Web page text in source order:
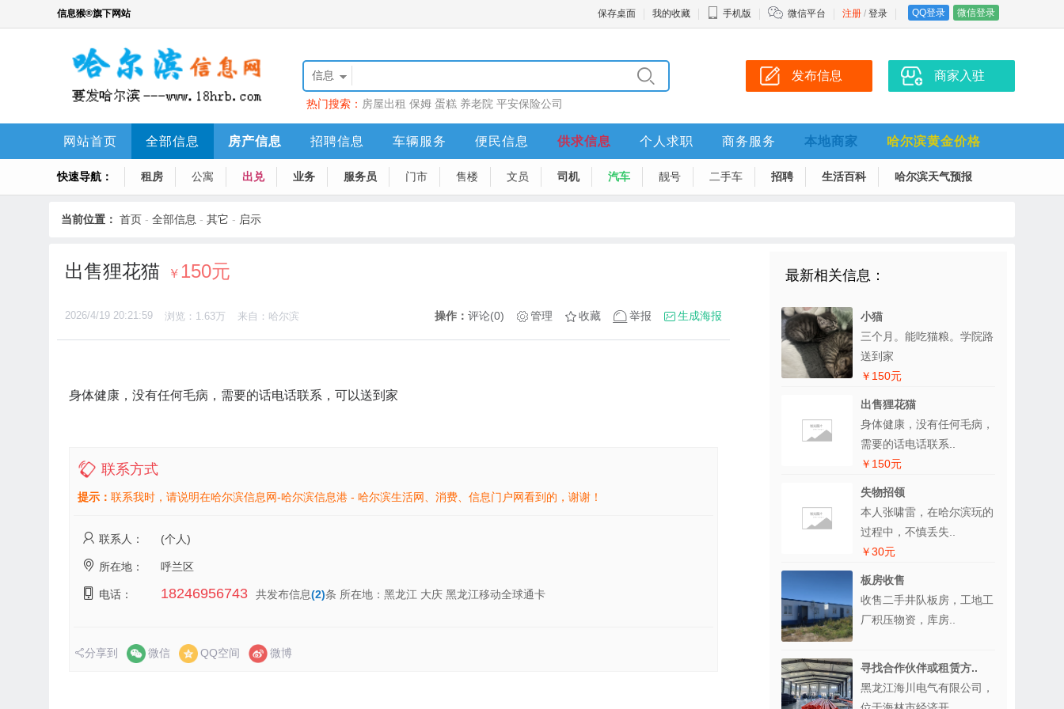
信息猴®旗下网站 注册 / 登录 QQ登录 微信登录
保存桌面 我的收藏 手机版 微信平台
信息
热门搜索： 房屋出租 保姆 蛋糕 养老院 平安保险公司
发布信息 商家入驻
网站首页 全部信息 房产信息 招聘信息 车辆服务 便民信息 供求信息 个人求职 商务服务 本地商家 哈尔滨黄金价格
培训活动
快速导航： 租房 公寓 出兑 业务 服务员 门市 售楼 文员 司机 汽车 靓号 二手车 招聘 生活百科 哈尔滨天气预报
当前位置： 首页 - 全部信息 - 其它 - 启示
出售狸花猫 ￥ 150元
2026/4/19 20:21:59 浏览：1.63万 来自：哈尔滨 操作： 评论(0) 管理 收藏 举报 生成海报
身体健康，没有任何毛病，需要的话电话联系，可以送到家
联系方式
提示： 联系我时，请说明在哈尔滨信息网-哈尔滨信息港 - 哈尔滨生活网、消费、信息门户网看到的，谢谢！
联系人： (个人)
所在地： 呼兰区
电话： 18246956743 共发布信息(2)条 所在地：黑龙江 大庆 黑龙江移动全球通卡
分享到 微信 QQ空间 微博
最新相关信息：
小猫
三个月。能吃猫粮。学院路
送到家
￥150元
出售狸花猫
身体健康，没有任何毛病，
需要的话电话联系..
￥150元
失物招领
本人张啸雷，在哈尔滨玩的
过程中，不慎丢失..
￥30元
板房收售
收售二手井队板房，工地工
厂积压物资，库房..
寻找合作伙伴或租赁方..
黑龙江海川电气有限公司，